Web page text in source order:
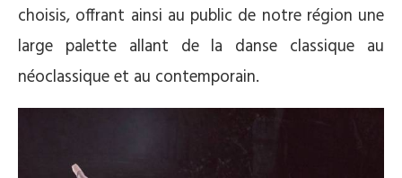
choisis, offrant ainsi au public de notre région une
large palette allant de la danse classique au
néoclassique et au contemporain.